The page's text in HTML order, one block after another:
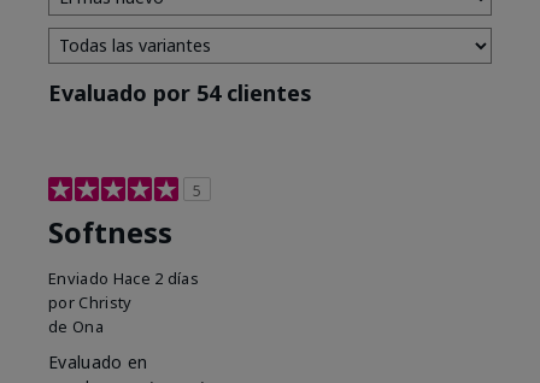
Evaluado por 54 clientes
5
Softness
Enviado Hace 2 días
por Christy
de Ona
Evaluado en